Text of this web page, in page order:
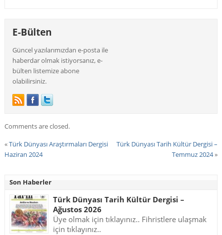
E-Bülten
Güncel yazılarımızdan e-posta ile
haberdar olmak istiyorsanız, e-
bülten listemize abone
olabilirsiniz.
Comments are closed.
«Türk Dünyası Araştırmaları Dergisi
Haziran 2024
Türk Dünyası Tarih Kültür Dergisi –
Temmuz 2024»
Son Haberler
Türk Dünyası Tarih Kültür Dergisi –
Ağustos 2026
Üye olmak için tıklayınız.. Fihristlere ulaşmak
için tıklayınız..